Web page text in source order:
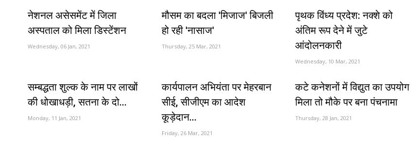
नेशनल असेसमेंट में जिला
अस्पताल को मिला डिस्टेंशन
Wednesday, 06 Jan, 2021
मौसम का बदला 'मिजाज' बिजली
हो रही 'नासाज'
Thursday, 25 Mar, 2021
पृथक विंध्य प्रदेश: नक्शे को
अंतिम रूप देने में जुटे
आंदोलनकारी
Wednesday, 10 Mar, 2021
सम्बद्धता शुल्क के नाम पर लाखों
की धोखाधड़ी, सतना के दो...
Monday, 11 Jan, 2021
कार्यपालन अभियंता पर मेहरबान
सीई, सीजीएम का आदेश
कूड़ेदान...
Friday, 26 Mar, 2021
कटे कनेशनों में विद्युत का उपयोग
मिला तो मौके पर बना पंचनामा
Thursday, 28 Jan, 2021